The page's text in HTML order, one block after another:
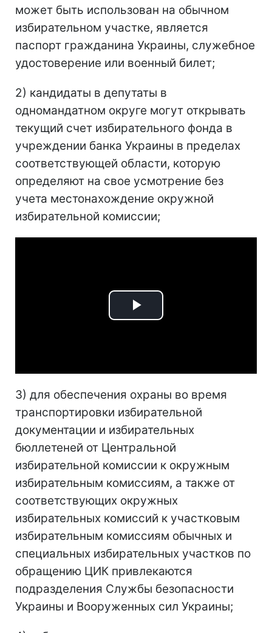
может быть использован на обычном
избирательном участке, является
паспорт гражданина Украины, служебное
удостоверение или военный билет;
2) кандидаты в депутаты в
одномандатном округе могут открывать
текущий счет избирательного фонда в
учреждении банка Украины в пределах
соответствующей области, которую
определяют на свое усмотрение без
учета местонахождение окружной
избирательной комиссии;
Play
3) для обеспечения охраны во время
транспортировки избирательной
документации и избирательных
бюллетеней от Центральной
избирательной комиссии к окружным
избирательным комиссиям, а также от
соответствующих окружных
избирательных комиссий к участковым
избирательным комиссиям обычных и
специальных избирательных участков по
обращению ЦИК привлекаются
подразделения Службы безопасности
Украины и Вооруженных сил Украины;